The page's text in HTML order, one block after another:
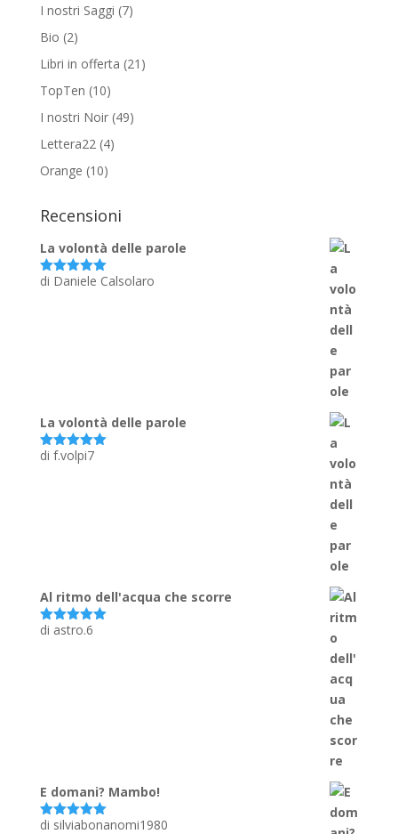
I nostri Saggi (7)
Bio (2)
Libri in offerta (21)
TopTen (10)
I nostri Noir (49)
Lettera22 (4)
Orange (10)
Recensioni
La volontà delle parole
Valutato 5
di Daniele Calsolaro
La volontà delle parole
Valutato 5
di f.volpi7
Al ritmo dell'acqua che scorre
Valutato5
di astro.6
E domani? Mambo!
Valutato5
di silviabonanomi1980